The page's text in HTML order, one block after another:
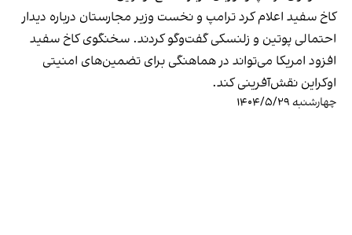
کاخ سفید اعلام کرد ترامپ و نخست وزیر مجارستان درباره دیدار
احتمالی پوتین و زلنسکی گفت‌وگو کردند. سخنگوی کاخ سفید
افزود امریکا می‌تواند در هماهنگی برای تضمین‌های امنیتی
اوکراین نقش‌آفرینی کند.
چهارشنبه ۱۴۰۴/۵/۲۹